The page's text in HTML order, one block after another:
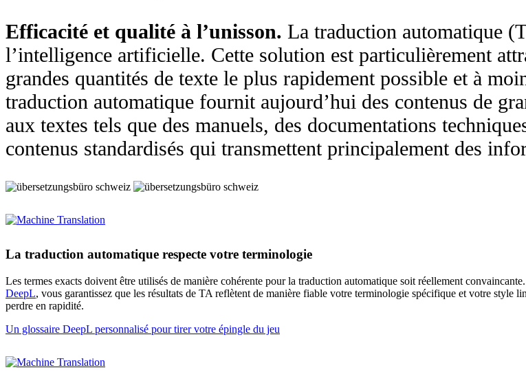
Efficacité et qualité à l’unisson. La traduction automatique
l’intelligence artificielle. Cette solution est particulièrement
grandes quantités de texte le plus rapidement possible et à
traduction automatique fournit aujourd’hui des contenus de
aux textes tels que des manuels, des documentations
contenus standardisés qui transmettent principalement des
La traduction automatique respecte votre terminologie
Les termes exacts doivent être utilisés de manière cohérente pour la traduction automatique soit réellement convaincante.
DeepL, vous garantissez que les résultats de TA reflètent de manière fiable votre terminologie spécifique et votre style
perdre en rapidité.
Un glossaire DeepL personnalisé pour tirer votre épingle du jeu